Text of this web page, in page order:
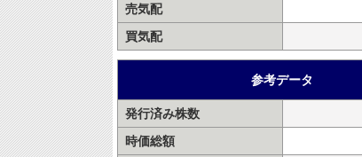
売気配
買気配
参考データ
発行済み株数
時価総額